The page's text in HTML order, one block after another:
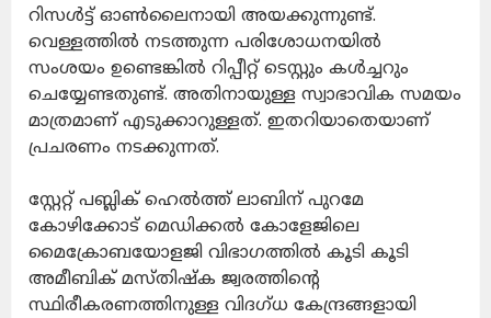
റിസള്‍ട്ട് ഓണ്‍ലൈനായി അയക്കുന്നുണ്ട്.
വെള്ളത്തില്‍ നടത്തുന്ന പരിശോധനയില്‍
സംശയം ഉണ്ടെങ്കില്‍ റിപ്പീറ്റ് ടെസ്റ്റും കള്‍ച്ചറും
ചെയ്യേണ്ടതുണ്ട്. അതിനായുള്ള സ്വാഭാവിക സമയം
മാത്രമാണ് എടുക്കാറുള്ളത്. ഇതറിയാതെയാണ്
പ്രചരണം നടക്കുന്നത്.
സ്റ്റേറ്റ് പബ്ലിക് ഹെല്‍ത്ത് ലാബിന് പുറമേ
കോഴിക്കോട് മെഡിക്കല്‍ കോളേജിലെ
മൈക്രോബയോളജി വിഭാഗത്തില്‍ കൂടി കൂടി
അമീബിക് മസ്തിഷ്‌ക ജ്വരത്തിന്റെ
സ്ഥിരീകരണത്തിനുള്ള വിദഗ്ധ കേന്ദ്രങ്ങളായി